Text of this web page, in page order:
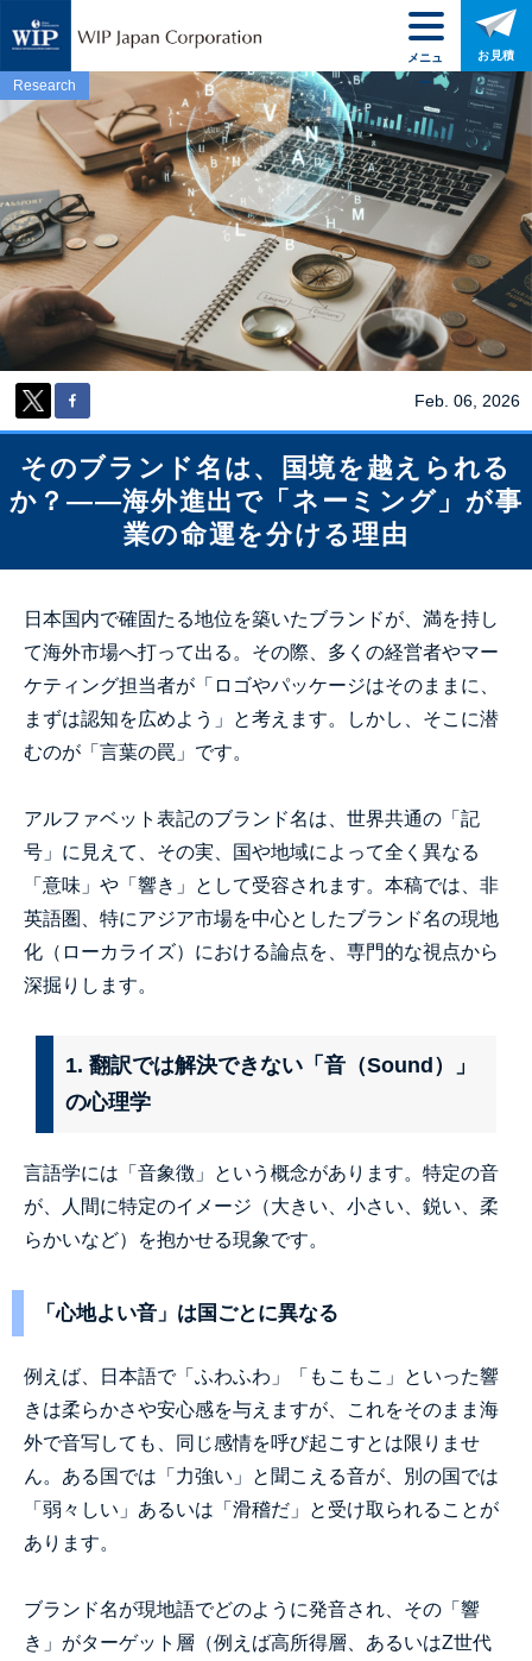
Research
Feb. 06, 2026
そのブランド名は、国境を越えられる
か？——海外進出で「ネーミング」が事
業の命運を分ける理由
日本国内で確固たる地位を築いたブランドが、満を持し
て海外市場へ打って出る。その際、多くの経営者やマー
ケティング担当者が「ロゴやパッケージはそのままに、
まずは認知を広めよう」と考えます。しかし、そこに潜
むのが「言葉の罠」です。
アルファベット表記のブランド名は、世界共通の「記
号」に見えて、その実、国や地域によって全く異なる
「意味」や「響き」として受容されます。本稿では、非
英語圏、特にアジア市場を中心としたブランド名の現地
化（ローカライズ）における論点を、専門的な視点から
深掘りします。
1. 翻訳では解決できない「音（Sound）」
の心理学
言語学には「音象徴」という概念があります。特定の音
が、人間に特定のイメージ（大きい、小さい、鋭い、柔
らかいなど）を抱かせる現象です。
「心地よい音」は国ごとに異なる
例えば、日本語で「ふわふわ」「もこもこ」といった響
きは柔らかさや安心感を与えますが、これをそのまま海
外で音写しても、同じ感情を呼び起こすとは限りませ
ん。ある国では「力強い」と聞こえる音が、別の国では
「弱々しい」あるいは「滑稽だ」と受け取られることが
あります。
ブランド名が現地語でどのように発音され、その「響
き」がターゲット層（例えば高所得層、あるいはZ世代
メニュ
ー
お見積